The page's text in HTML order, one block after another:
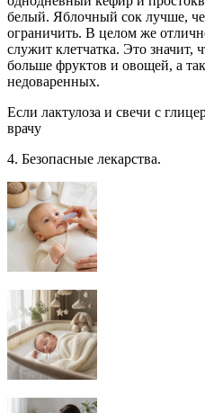
белый. Яблочный сок лучше,
ограничить. В целом же
служит клетчатка. Это значит,
больше фруктов и овощей, а
недоваренных.
Если лактулоза и свечи с
врачу
4. Безопасные лекарства.